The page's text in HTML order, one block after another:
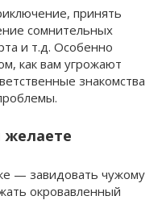
принять
сомнительных
и т.д. Особенно
как вам угрожают
знакомства
желаете
— завидовать чужому
окровавленный